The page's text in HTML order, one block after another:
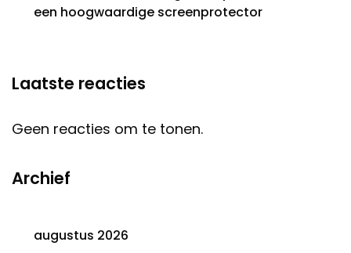
een hoogwaardige screenprotector
Laatste reacties
Geen reacties om te tonen.
Archief
augustus 2026